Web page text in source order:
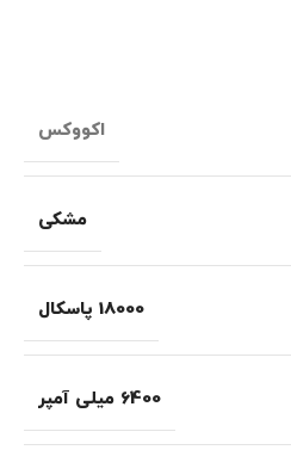
اکووکس
مشکی
18000 پاسکال
6400 میلی آمپر